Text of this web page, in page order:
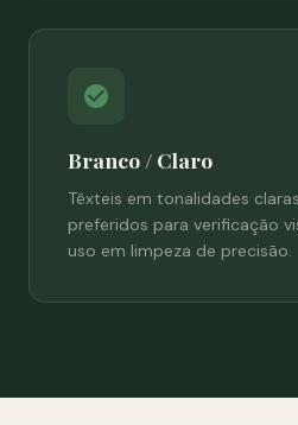
Branco / Claro
Têxteis em tonalidades
preferidos para verificação
uso em limpeza de precisão.